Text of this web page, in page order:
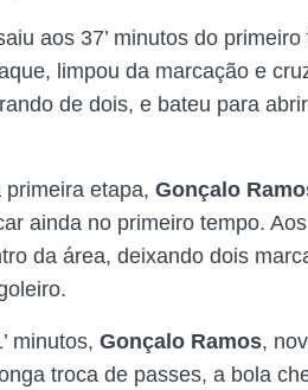
aos 37’ minutos do primeiro
limpou da marcação e
de dois, e bateu para
etapa, Gonçalo
ainda no primeiro tempo.
da área, deixando dois
minutos, Gonçalo Ramos,
troca de passes, a bola